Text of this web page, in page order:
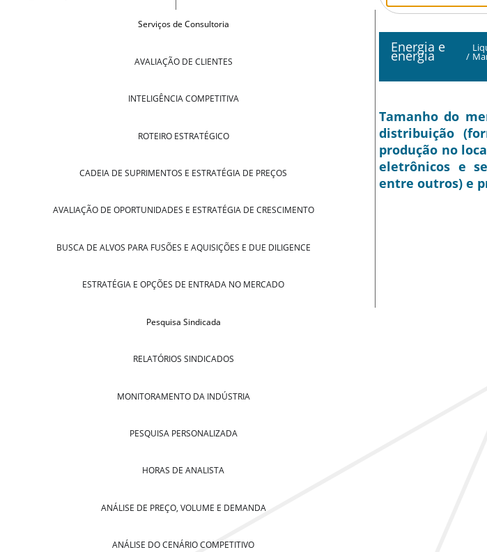
Serviços de Consultoria
AVALIAÇÃO DE CLIENTES
INTELIGÊNCIA COMPETITIVA
ROTEIRO ESTRATÉGICO
CADEIA DE SUPRIMENTOS E ESTRATÉGIA DE PREÇOS
AVALIAÇÃO DE OPORTUNIDADES E ESTRATÉGIA DE CRESCIMENTO
BUSCA DE ALVOS PARA FUSÕES E AQUISIÇÕES E DUE DILIGENCE
ESTRATÉGIA E OPÇÕES DE ENTRADA NO MERCADO
Pesquisa Sindicada
RELATÓRIOS SINDICADOS
MONITORAMENTO DA INDÚSTRIA
PESQUISA PERSONALIZADA
HORAS DE ANALISTA
ANÁLISE DE PREÇO, VOLUME E DEMANDA
ANÁLISE DO CENÁRIO COMPETITIVO
Energia e
energia /
Tamanho do
distribuição
produção no
eletrônicos e
entre outros) e